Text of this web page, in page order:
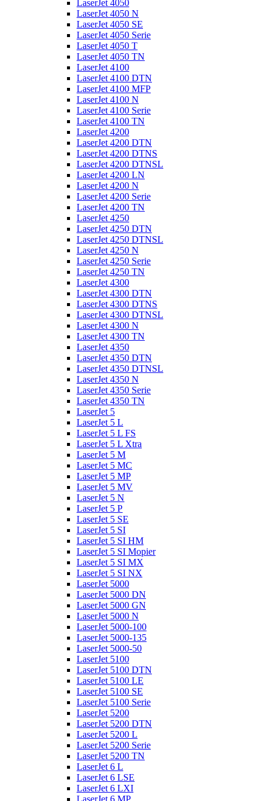
LaserJet 4050
LaserJet 4050 N
LaserJet 4050 SE
LaserJet 4050 Serie
LaserJet 4050 T
LaserJet 4050 TN
LaserJet 4100
LaserJet 4100 DTN
LaserJet 4100 MFP
LaserJet 4100 N
LaserJet 4100 Serie
LaserJet 4100 TN
LaserJet 4200
LaserJet 4200 DTN
LaserJet 4200 DTNS
LaserJet 4200 DTNSL
LaserJet 4200 LN
LaserJet 4200 N
LaserJet 4200 Serie
LaserJet 4200 TN
LaserJet 4250
LaserJet 4250 DTN
LaserJet 4250 DTNSL
LaserJet 4250 N
LaserJet 4250 Serie
LaserJet 4250 TN
LaserJet 4300
LaserJet 4300 DTN
LaserJet 4300 DTNS
LaserJet 4300 DTNSL
LaserJet 4300 N
LaserJet 4300 TN
LaserJet 4350
LaserJet 4350 DTN
LaserJet 4350 DTNSL
LaserJet 4350 N
LaserJet 4350 Serie
LaserJet 4350 TN
LaserJet 5
LaserJet 5 L
LaserJet 5 L FS
LaserJet 5 L Xtra
LaserJet 5 M
LaserJet 5 MC
LaserJet 5 MP
LaserJet 5 MV
LaserJet 5 N
LaserJet 5 P
LaserJet 5 SE
LaserJet 5 SI
LaserJet 5 SI HM
LaserJet 5 SI Mopier
LaserJet 5 SI MX
LaserJet 5 SI NX
LaserJet 5000
LaserJet 5000 DN
LaserJet 5000 GN
LaserJet 5000 N
LaserJet 5000-100
LaserJet 5000-135
LaserJet 5000-50
LaserJet 5100
LaserJet 5100 DTN
LaserJet 5100 LE
LaserJet 5100 SE
LaserJet 5100 Serie
LaserJet 5200
LaserJet 5200 DTN
LaserJet 5200 L
LaserJet 5200 Serie
LaserJet 5200 TN
LaserJet 6 L
LaserJet 6 LSE
LaserJet 6 LXI
LaserJet 6 MP